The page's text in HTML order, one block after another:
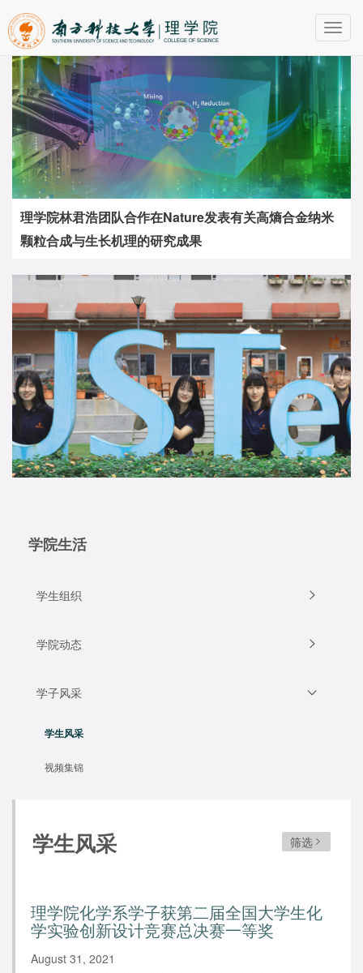
理学院林君浩团队合作在Nature发表有关高熵合金纳米
颗粒合成与生长机理的研究成果
学院生活
学生组织
学院动态
学子风采
学生风采
视频集锦
学生风采 筛选
理学院化学系学子获第二届全国大学生化
学实验创新设计竞赛总决赛一等奖
August 31, 2021